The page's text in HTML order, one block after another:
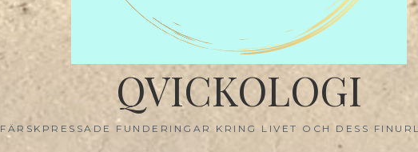
QVICKOLOGI
FÄRSKPRESSADE FUNDERINGAR KRING LIVET OCH DESS